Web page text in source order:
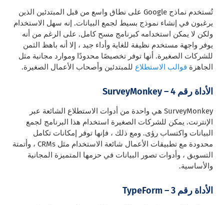
تُستخدم نماذج Google على نطاق واسع من قبل المبتدئين الذين
يرغبون في إنشاء نموذج بسيط لجمع البيانات. إنه سهل الاستخدام
ولكن لا يمكن استخدامه كبرنامج مسح كامل. على الرغم من أنه
يوفر واجهة مستخدم نظيفة للغاية وأداء جيد ، إلا أنه باهظ الثمن
للشركات الصغيرة. أنها توفر تخصيصًا محدودًا وموارد مجانية مثل
الجاهزة قوالب الاستطلاع للمبتدئين وأصحاب الأعمال الصغيرة.
الأداة رقم 4 – SurveyMonkey
SurveyMonkey هي واحدة من أدوات الاستطلاع الشائعة عبر
الإنترنت. يمكن للشركات الصغيرة استخدام هذا البرنامج لجمع
البيانات واكتساب رؤى. ومع ذلك ، فإنها توفر إمكانات تكامل
محدودة مع تطبيقات الأعمال شائعة الاستخدام مثل CRMs ، وأتمتة
التسويق ، وأدوات تصور البيانات في حزمها المتميزة المجانية
والأساسية.
الأداة رقم 3 – TypeForm